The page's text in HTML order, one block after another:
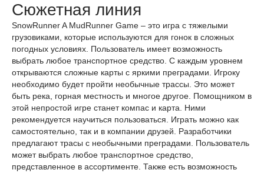
Сюжетная линия
SnowRunner A MudRunner Game – это игра с тяжелыми
грузовиками, которые используются для гонок в сложных
погодных условиях. Пользователь имеет возможность
выбрать любое транспортное средство. С каждым уровнем
открываются сложные карты с яркими преградами. Игроку
необходимо будет пройти необычные трассы. Это может
быть река, горная местность и многое другое. Помощником в
этой непростой игре станет компас и карта. Ними
рекомендуется научиться пользоваться. Играть можно как
самостоятельно, так и в компании друзей. Разработчики
предлагают трасы с необычными преградами. Пользователь
может выбрать любое транспортное средство,
представленное в ассортименте. Также есть возможность